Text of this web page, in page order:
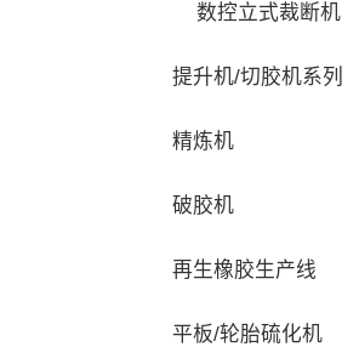
数控立式裁断机
提升机/切胶机系列
精炼机
破胶机
再生橡胶生产线
平板/轮胎硫化机